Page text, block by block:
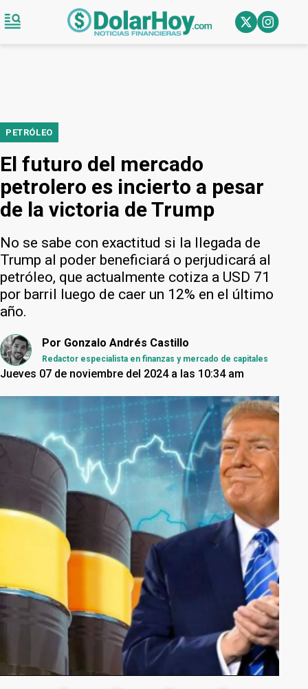
PETRÓLEO
El futuro del mercado
petrolero es incierto a pesar
de la victoria de Trump
No se sabe con exactitud si la llegada de
Trump al poder beneficiará o perjudicará al
petróleo, que actualmente cotiza a USD 71
por barril luego de caer un 12% en el último
año.
Por Gonzalo Andrés Castillo
Redactor especialista en finanzas y mercado de capitales
Jueves 07 de noviembre del 2024 a las 10:34 am